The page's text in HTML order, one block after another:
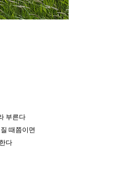
부른다
때쯤이면
다